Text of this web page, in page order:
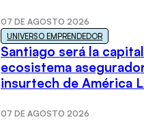
07 DE AGOSTO 2026
UNIVERSO EMPRENDEDOR
Santiago será la
ecosistema
insurtech de América
07 DE AGOSTO 2026